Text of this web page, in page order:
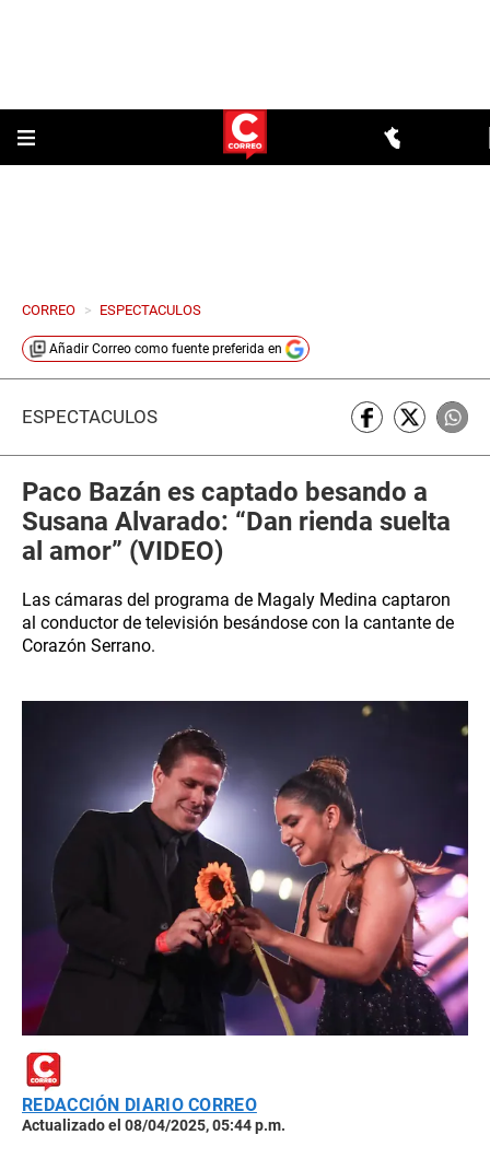
CORREO > ESPECTACULOS
Añadir Correo como fuente preferida en
ESPECTÁCULOS
Paco Bazán es captado besando a
Susana Alvarado: “Dan rienda suelta
al amor” (VIDEO)
Las cámaras del programa de Magaly Medina captaron
al conductor de televisión besándose con la cantante de
Corazón Serrano.
REDACCIÓN DIARIO CORREO
Actualizado el 08/04/2025, 05:44 p.m.